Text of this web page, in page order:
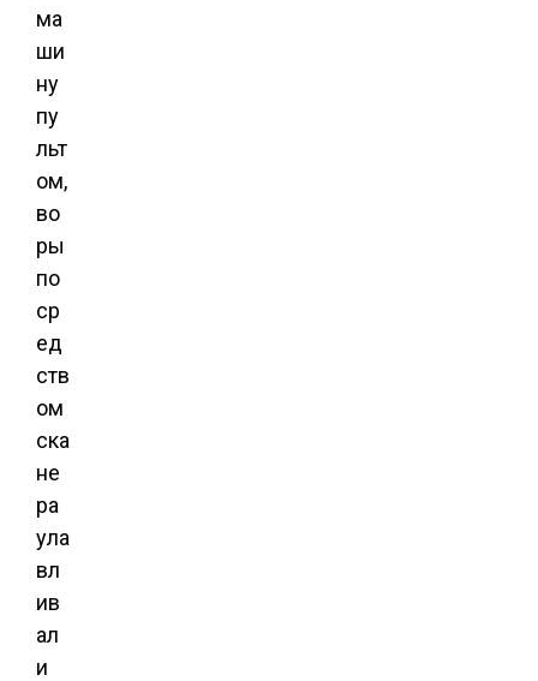
ма
ши
ну
пу
льт
ом,
во
ры
по
ср
ед
ств
ом
ска
не
ра
ула
вл
ив
ал
и